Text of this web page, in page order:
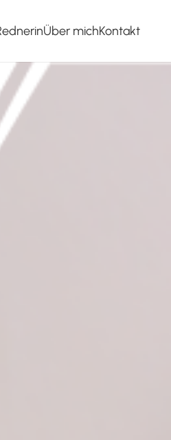
Über michKontakt